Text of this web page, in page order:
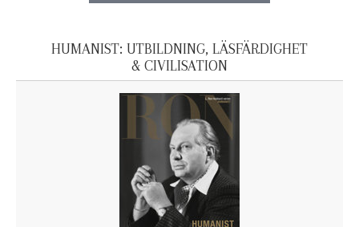
HUMANIST: UTBILDNING, LÄSFÄRDIGHET
& CIVILISATION